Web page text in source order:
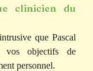
clinicien du
quePascal
vos objectifs de
personnel.